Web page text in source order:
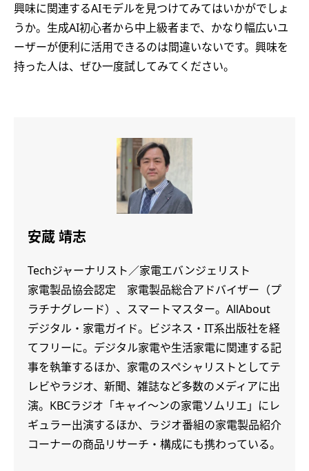
興味に関連するAIモデルを見つけてみてはいかがでしょ
うか。生成AI初心者から中上級者まで、かなり幅広いユ
ーザーが便利に活用できるのは間違いないです。興味を
持った人は、ぜひ一度試してみてください。
安蔵 靖志
Techジャーナリスト／家電エバンジェリスト
家電製品協会認定 家電製品総合アドバイザー（プ
ラチナグレード）、スマートマスター。AllAbout
デジタル・家電ガイド。ビジネス・IT系出版社を経
てフリーに。デジタル家電や生活家電に関連する記
事を執筆するほか、家電のスペシャリストとしてテ
レビやラジオ、新聞、雑誌など多数のメディアに出
演。KBCラジオ「キャイ～ンの家電ソムリエ」にレ
ギュラー出演するほか、ラジオ番組の家電製品紹介
コーナーの商品リサーチ・構成にも携わっている。